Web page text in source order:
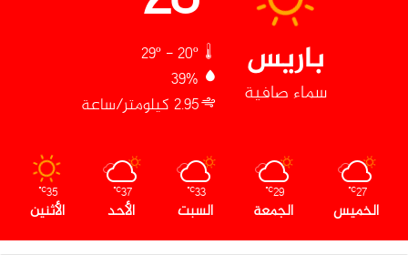
باريس
سماء صافية
39%
2.95 كيلومتر/ساعة
27
℃
الخميس
29
℃
الجمعة
33
℃
السبت
37
℃
الأحد
35
℃
الأثنين